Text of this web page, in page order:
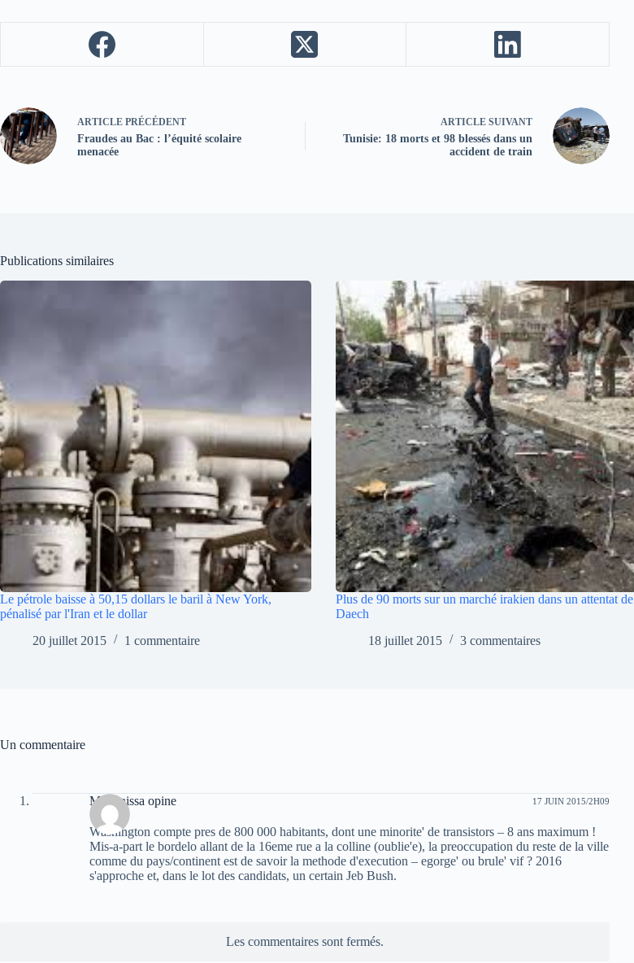
ARTICLE PRÉCÉDENT
Fraudes au Bac : l’équité scolaire
menacée
ARTICLE SUIVANT
Tunisie: 18 morts et 98 blessés dans un
accident de train
Publications similaires
Le pétrole baisse à 50,15 dollars le baril à New York,
pénalisé par l'Iran et le dollar
20 juillet 2015
1 commentaire
Plus de 90 morts sur un marché irakien dans un attentat de
Daech
18 juillet 2015
3 commentaires
Un commentaire
Massinissa opine 17 JUIN 2015/2H09
Washington compte pres de 800 000 habitants, dont une minorite' de transistors – 8 ans maximum !
Mis-a-part le bordelo allant de la 16eme rue a la colline (oublie'e), la preoccupation du reste de la ville
comme du pays/continent est de savoir la methode d'execution – egorge' ou brule' vif ? 2016
s'approche et, dans le lot des candidats, un certain Jeb Bush.
Les commentaires sont fermés.